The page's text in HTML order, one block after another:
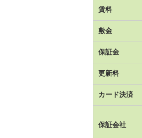
賃料
敷金
保証金
更新料
カード決済
保証会社